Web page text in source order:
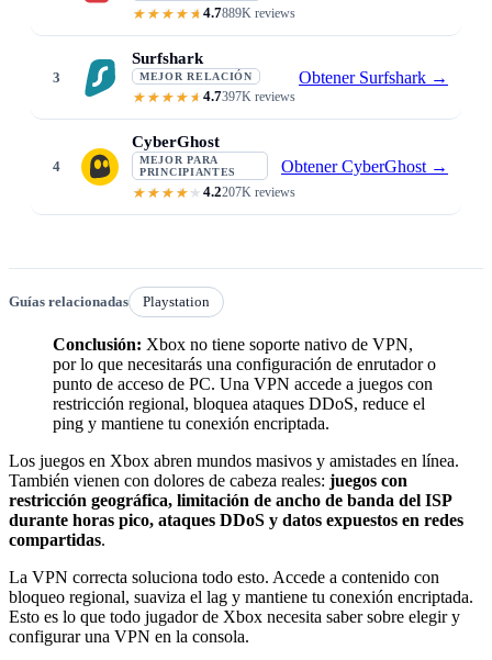
4.7889K reviews
3
Surfshark
MEJOR RELACIÓN
4.7397K reviews
Obtener Surfshark →
4
CyberGhost
MEJOR PARA
PRINCIPIANTES
4.2207K reviews
Obtener CyberGhost →
Guías relacionadas Playstation
Conclusión: Xbox no tiene soporte nativo de VPN,
por lo que necesitarás una configuración de enrutador o
punto de acceso de PC. Una VPN accede a juegos con
restricción regional, bloquea ataques DDoS, reduce el
ping y mantiene tu conexión encriptada.
Los juegos en Xbox abren mundos masivos y amistades en línea.
También vienen con dolores de cabeza reales: juegos con
restricción geográfica, limitación de ancho de banda del ISP
durante horas pico, ataques DDoS y datos expuestos en redes
compartidas.
La VPN correcta soluciona todo esto. Accede a contenido con
bloqueo regional, suaviza el lag y mantiene tu conexión encriptada.
Esto es lo que todo jugador de Xbox necesita saber sobre elegir y
configurar una VPN en la consola.